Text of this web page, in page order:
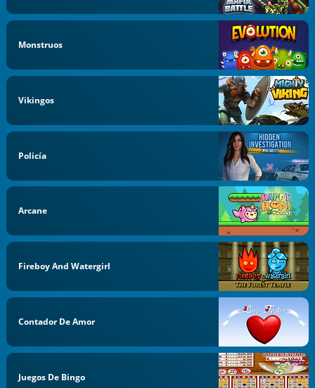
Monstruos
Vikingos
Policía
Arcane
Fireboy And Watergirl
Contador De Amor
Juegos De Bingo